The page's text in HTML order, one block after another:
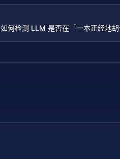
如何检测 LLM 是否在「一本正经地胡